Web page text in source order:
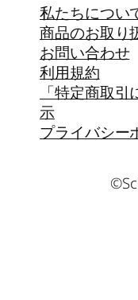
私たちについ
商品のお取り
お問い合わせ
利用規約
「特定商取
示
プライバシー